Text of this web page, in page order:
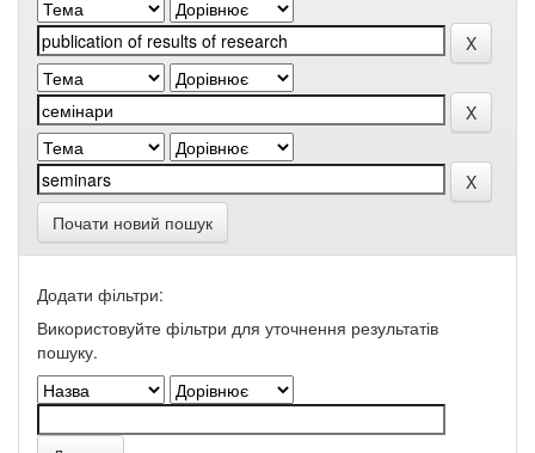
Почати новий пошук
Додати фільтри:
Використовуйте фільтри для уточнення результатів
пошуку.